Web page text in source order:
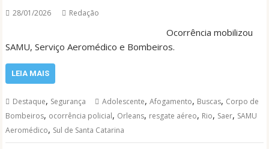
28/01/2026 Redação
Ocorrência mobilizou
SAMU, Serviço Aeromédico e Bombeiros.
LEIA MAIS
Destaque, Segurança Adolescente,Afogamento, Buscas, Corpo de
Bombeiros, ocorrência policial, Orleans, resgate aéreo, Rio, Saer, SAMU
Aeromédico, Sul de Santa Catarina